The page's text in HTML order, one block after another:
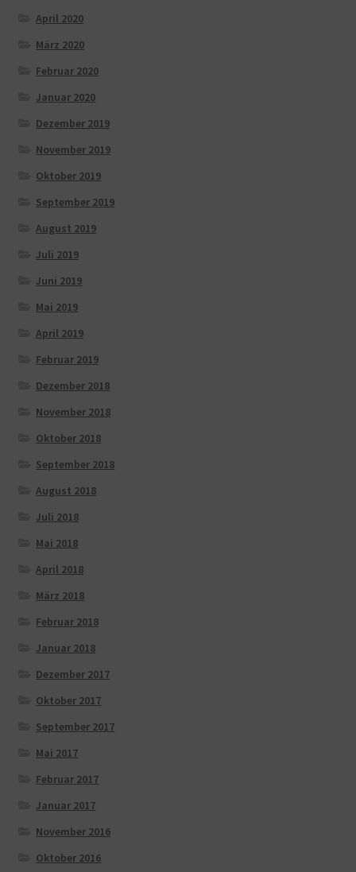
April 2020
März 2020
Februar 2020
Januar 2020
Dezember 2019
November 2019
Oktober 2019
September 2019
August 2019
Juli 2019
Juni 2019
Mai 2019
April 2019
Februar 2019
Dezember 2018
November 2018
Oktober 2018
September 2018
August 2018
Juli 2018
Mai 2018
April 2018
März 2018
Februar 2018
Januar 2018
Dezember 2017
Oktober 2017
September 2017
Mai 2017
Februar 2017
Januar 2017
November 2016
Oktober 2016